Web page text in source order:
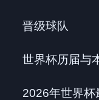
晋级球队
世界杯历届与
2026年世界杯